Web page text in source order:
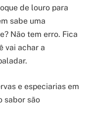
de louro para
sabe uma
Não tem erro. Fica
vai achar a
e especiarias em
sabor são